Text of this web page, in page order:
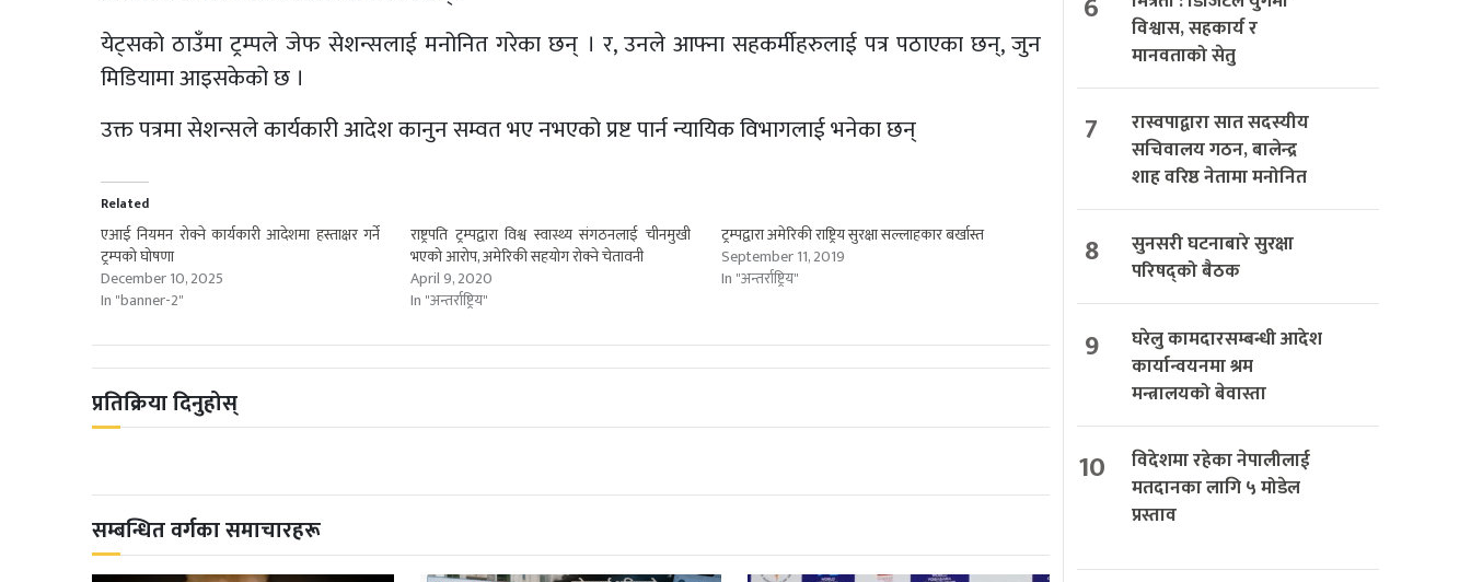
येट्सको ठाउँमा ट्रम्पले जेफ सेशन्सलाई मनोनित गरेका छन् । र, उनले आफ्ना सहकर्मीहरुलाई पत्र पठाएका छन्, जुन
मिडियामा आइसकेको छ ।
उक्त पत्रमा सेशन्सले कार्यकारी आदेश कानुन सम्वत भए नभएको प्रष्ट पार्न न्यायिक विभागलाई भनेका छन्
Related
एआई नियमन रोक्ने कार्यकारी आदेशमा हस्ताक्षर गर्ने
ट्रम्पको घोषणा
December 10, 2025
In "banner-2"
राष्ट्रपति ट्रम्पद्वारा विश्व स्वास्थ्य संगठनलाई चीनमुखी
भएको आरोप, अमेरिकी सहयोग रोक्ने चेतावनी
April 9, 2020
In "अन्तर्राष्ट्रिय"
ट्रम्पद्वारा अमेरिकी राष्ट्रिय सुरक्षा सल्लाहकार बर्खास्त
September 11, 2019
In "अन्तर्राष्ट्रिय"
प्रतिक्रिया दिनुहोस्
सम्बन्धित वर्गका समाचारहरू
विश्वास, सहकार्य र
मानवताको सेतु
7
रास्वपाद्वारा सात सदस्यीय
सचिवालय गठन, बालेन्द्र
शाह वरिष्ठ नेतामा मनोनित
8
सुनसरी घटनाबारे सुरक्षा
परिषद्को बैठक
9
घरेलु कामदारसम्बन्धी आदेश
कार्यान्वयनमा श्रम
मन्त्रालयको बेवास्ता
10
विदेशमा रहेका नेपालीलाई
मतदानका लागि ५ मोडेल
प्रस्ताव